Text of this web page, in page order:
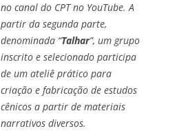
no canal do CPT no YouTube. A
partir da segunda parte,
denominada “Talhar”, um grupo
inscrito e selecionado participa
de um ateliê prático para
criação e fabricação de estudos
cênicos a partir de materiais
narrativos diversos.